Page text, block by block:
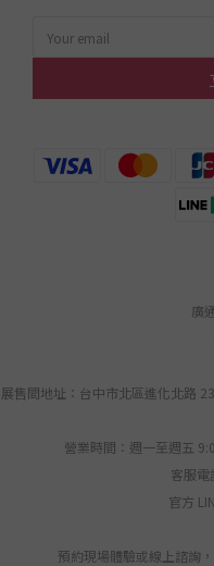
廣
展售間地址：台中市北區進化北路
營業時間：週一至週五
客服
官方
預約現場體驗或線上諮詢